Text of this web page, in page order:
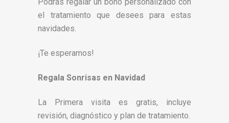
el tratamiento que desees para estas
navidades.
¡Te esperamos!
Regala Sonrisas en Navidad
La Primera visita es gratis, incluye
revisión, diagnóstico y plan de tratamiento.